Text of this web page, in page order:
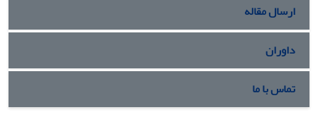
ارسال مقاله
داوران
تماس با ما